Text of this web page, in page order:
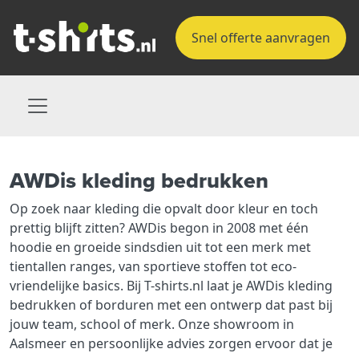
Snel offerte aanvragen
AWDis kleding bedrukken
Op zoek naar kleding die opvalt door kleur en toch
prettig blijft zitten? AWDis begon in 2008 met één
hoodie en groeide sindsdien uit tot een merk met
tientallen ranges, van sportieve stoffen tot eco-
vriendelijke basics. Bij T-shirts.nl laat je AWDis kleding
bedrukken of borduren met een ontwerp dat past bij
jouw team, school of merk. Onze showroom in
Aalsmeer en persoonlijke advies zorgen ervoor dat je